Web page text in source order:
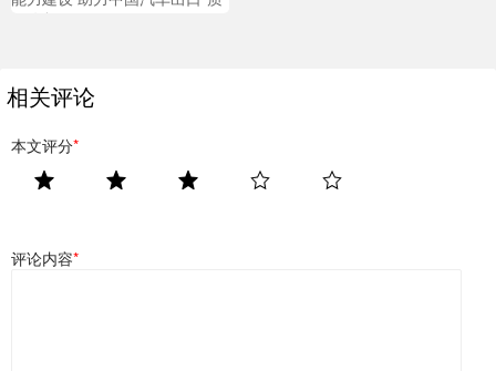
量攻坚”
相关评论
本文评分*
评论内容*